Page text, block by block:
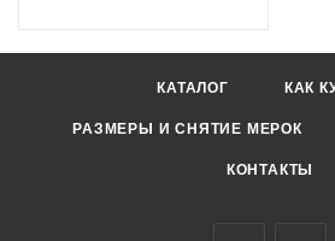
КАТАЛОГ КАК
РАЗМЕРЫ И СНЯТИЕ МЕРОК
КОНТАКТЫ